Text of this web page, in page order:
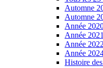
Automne
Automne
Année
Année 2021
Année 2022
Année
Histoire